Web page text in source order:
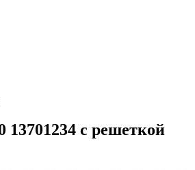
13701234 с решеткой